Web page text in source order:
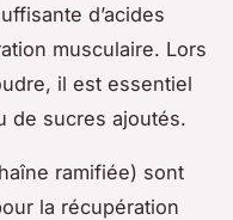
d’acides
musculaire. Lors
il est essentiel
de sucres ajoutés.
ramifiée) sont
la récupération